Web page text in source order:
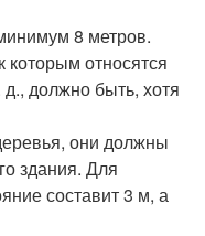
8 метров.
относятся
д., должно быть, хотя
они должны
здания. Для
составит 3 м, а